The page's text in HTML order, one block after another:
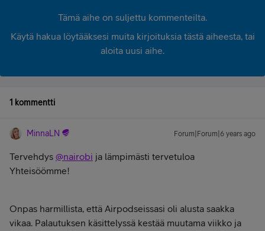
Tämä aihe on suljettu kommenteilta.
Käytä hakua löytääksesi muita kirjoituksia tästä aiheesta, tai
aloita uusi aihe.
1 kommentti
MinnaLN Forum|Forum|6 years ago
Tervehdys @nairobi ja lämpimästi tervetuloa
Yhteisöömme!
Onpas harmillista, että Airpodseissasi oli alusta saakka
vikaa. Palautuksen käsittelyssä kestää muutama viikko ja